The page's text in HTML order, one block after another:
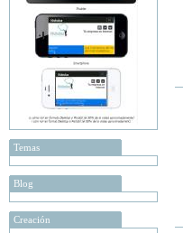
Temas
Blog
Creación